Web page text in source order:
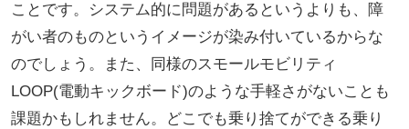
ことです。システム的に問題があるというよりも、障
がい者のものというイメージが染み付いているからな
のでしょう。また、同様のスモールモビリティ
LOOP(電動キックボード)のような手軽さがないことも
課題かもしれません。どこでも乗り捨てができる乗り